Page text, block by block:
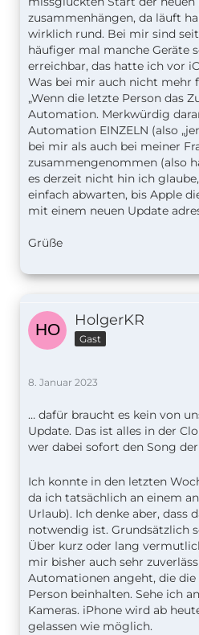
zusammenhängen, da läuft
wirklich rund. Bei mir sind
häufiger mal manche Geräte
erreichbar, das hatte ich vor
Was bei mir auch nicht mehr
„Wenn die letzte Person das
Automation. Merkwürdig
Automation EINZELN (also
bei mir als auch bei meiner
zusammengenommen (also
es derzeit nicht hin ich
einfach abwarten, bis Apple
mit einem neuen Update
Grüße
HolgerKR
Gast
8. Januar 2023
… dafür braucht es kein von
Update. Das ist alles in der
wer dabei sofort den Song der
Ich konnte in den letzten
da ich tatsächlich an einem
Urlaub). Ich denke aber, dass
notwendig ist. Grundsätzlich
Über kurz oder lang
mir bisher auch sehr
Automationen angeht, die die
Person beinhalten. Sehe ich
Kameras. iPhone wird ab
gelassen wie möglich.